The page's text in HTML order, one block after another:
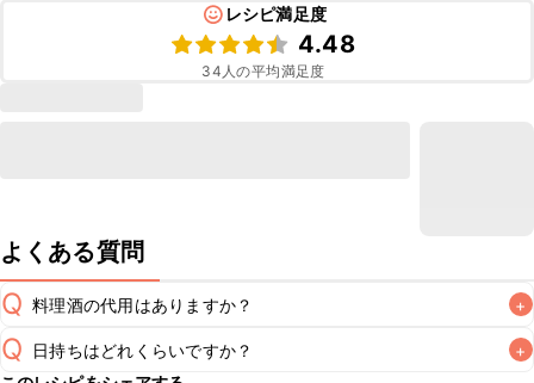
レシピ満足度
4.48
34 人の平均満足度
よくある質問
Q 料理酒の代用はありますか？ +
A
Q 日持ちはどれくらいですか？
+